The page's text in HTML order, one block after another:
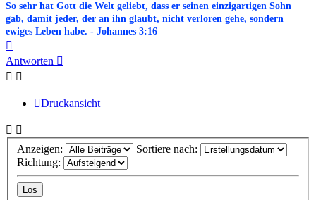
So sehr hat Gott die Welt geliebt, dass er seinen einzigartigen Sohn
gab, damit jeder, der an ihn glaubt, nicht verloren gehe, sondern
ewiges Leben habe. - Johannes 3:16
oben
Antworten
Druckansicht
Anzeigen:
Sortiere nach:
Richtung: